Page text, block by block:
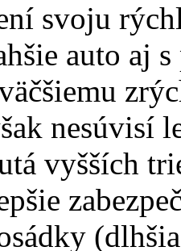
svoju
auto aj
nesúvisí
vyšších